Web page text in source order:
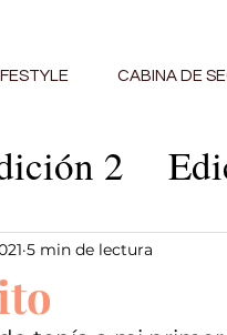
CABINA DE
2
Edición 7
5 min de lectura